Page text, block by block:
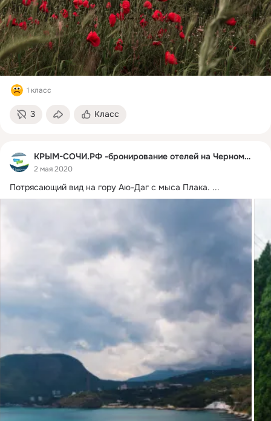
1 класс
3 Класс
КРЫМ-СОЧИ.РФ -бронирование отелей на Черном море
2 мая 2020
Потрясающий вид на гору Аю-Даг с мыса Плака. ...